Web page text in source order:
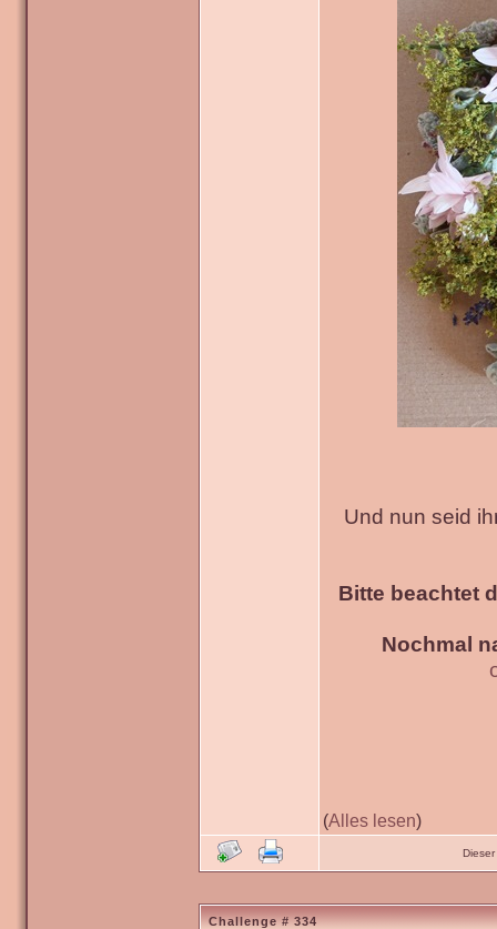
Und nun seid
Bitte beachtet
Nochmal
(Alles lesen)
Challenge # 334